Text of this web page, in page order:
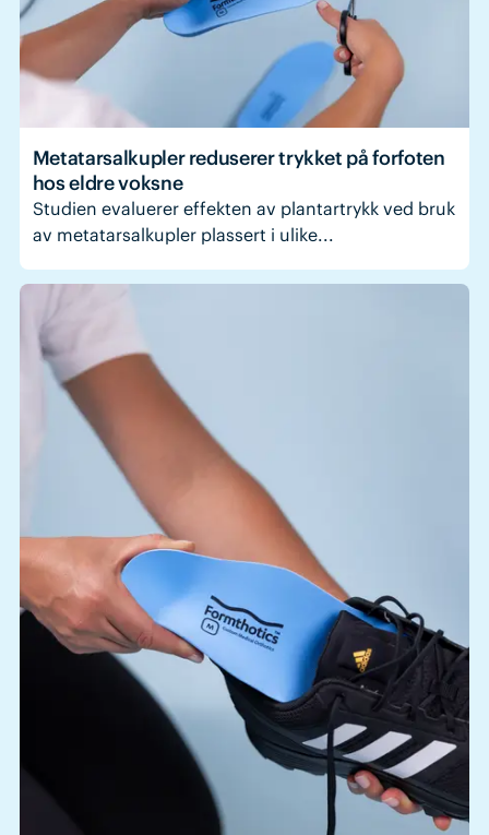
Metatarsalkupler reduserer trykket på forfoten
hos eldre voksne
Studien evaluerer effekten av plantartrykk ved bruk
av metatarsalkupler plassert i ulike...